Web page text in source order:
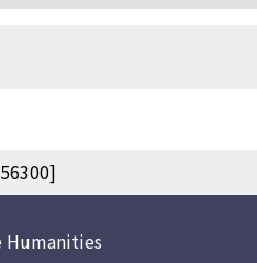
Humanities